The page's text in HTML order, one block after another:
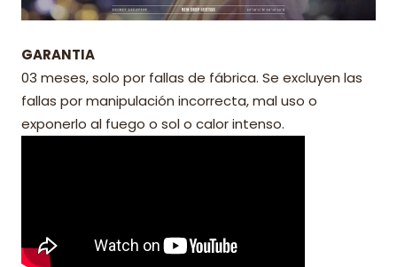
GARANTIA
03 meses, solo por fallas de fábrica. Se excluyen las
fallas por manipulación incorrecta, mal uso o
exponerlo al fuego o sol o calor intenso.